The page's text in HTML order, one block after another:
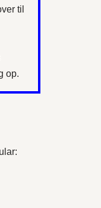
til
op.